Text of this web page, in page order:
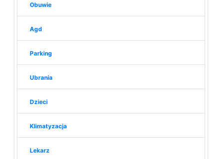
Obuwie
Agd
Parking
Ubrania
Dzieci
Klimatyzacja
Lekarz